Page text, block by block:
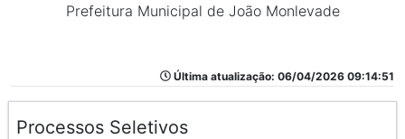
Prefeitura Municipal de João Monlevade
Última atualização: 06/04/2026 09:14:51
Processos Seletivos